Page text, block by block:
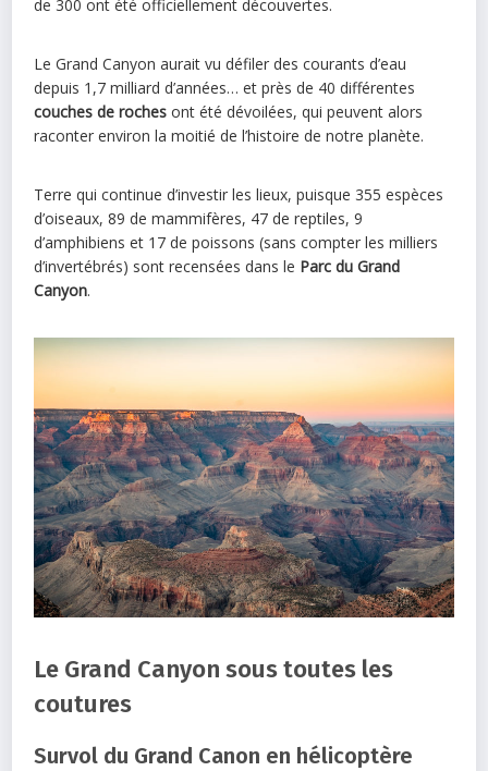
de 300 ont été officiellement découvertes.
Le Grand Canyon aurait vu défiler des courants d’eau
depuis 1,7 milliard d’années… et près de 40 différentes
couches de roches ont été dévoilées, qui peuvent alors
raconter environ la moitié de l’histoire de notre planète.
Terre qui continue d’investir les lieux, puisque 355 espèces
d’oiseaux, 89 de mammifères, 47 de reptiles, 9
d’amphibiens et 17 de poissons (sans compter les milliers
d’invertébrés) sont recensées dans le Parc du Grand
Canyon.
Le Grand Canyon sous toutes les
coutures
Survol du Grand Canon en hélicoptère